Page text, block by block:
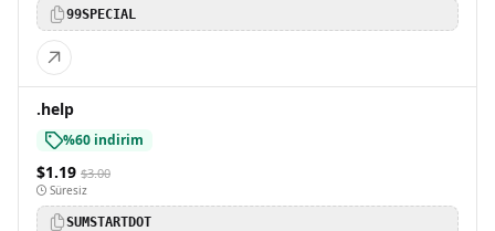
99SPECIAL
.help
%60 indirim
$1.19 $3.00
Süresiz
SUMSTARTDOT